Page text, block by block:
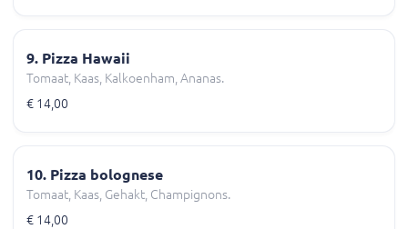
9. Pizza Hawaii
Tomaat, Kaas, Kalkoenham, Ananas.
€ 14,00
10. Pizza bolognese
Tomaat, Kaas, Gehakt, Champignons.
€ 14,00